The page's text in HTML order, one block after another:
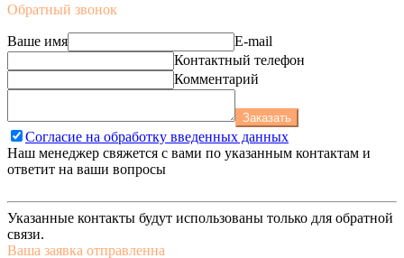
Обратный звонок
Ваше имя
E-mail
Контактный телефон
Комментарий
Заказать
Согласие на обработку введенных данных
Наш менеджер свяжется с вами по указанным контактам и
ответит на ваши вопросы
Указанные контакты будут использованы только для обратной
связи.
Ваша заявка отправленна